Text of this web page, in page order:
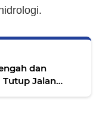
dan
Tutup Jalan